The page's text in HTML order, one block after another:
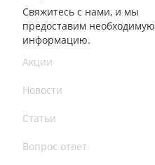
Свяжитесь с нами, и мы
предоставим необходимую
информацию.
Акции
Новости
Статьи
Вопрос ответ